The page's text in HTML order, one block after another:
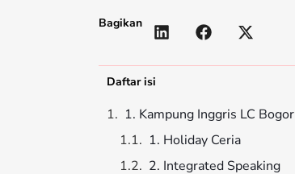
Bagikan
Daftar isi
1. Kampung Inggris LC Bogor
1. Holiday Ceria
2. Integrated Speaking